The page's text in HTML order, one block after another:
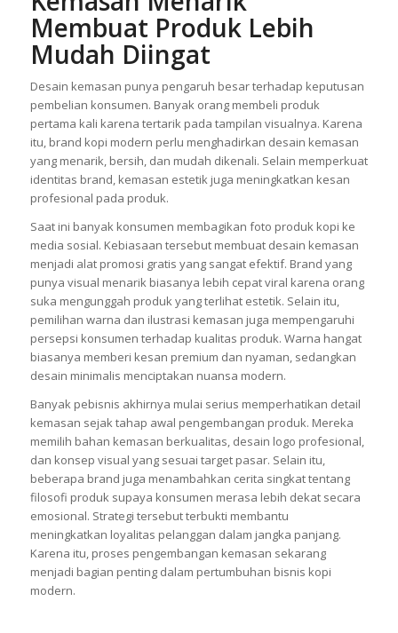
Membuat Produk Lebih
Mudah Diingat
Desain kemasan punya pengaruh besar terhadap keputusan
pembelian konsumen. Banyak orang membeli produk
pertama kali karena tertarik pada tampilan visualnya. Karena
itu, brand kopi modern perlu menghadirkan desain kemasan
yang menarik, bersih, dan mudah dikenali. Selain memperkuat
identitas brand, kemasan estetik juga meningkatkan kesan
profesional pada produk.
Saat ini banyak konsumen membagikan foto produk kopi ke
media sosial. Kebiasaan tersebut membuat desain kemasan
menjadi alat promosi gratis yang sangat efektif. Brand yang
punya visual menarik biasanya lebih cepat viral karena orang
suka mengunggah produk yang terlihat estetik. Selain itu,
pemilihan warna dan ilustrasi kemasan juga mempengaruhi
persepsi konsumen terhadap kualitas produk. Warna hangat
biasanya memberi kesan premium dan nyaman, sedangkan
desain minimalis menciptakan nuansa modern.
Banyak pebisnis akhirnya mulai serius memperhatikan detail
kemasan sejak tahap awal pengembangan produk. Mereka
memilih bahan kemasan berkualitas, desain logo profesional,
dan konsep visual yang sesuai target pasar. Selain itu,
beberapa brand juga menambahkan cerita singkat tentang
filosofi produk supaya konsumen merasa lebih dekat secara
emosional. Strategi tersebut terbukti membantu
meningkatkan loyalitas pelanggan dalam jangka panjang.
Karena itu, proses pengembangan kemasan sekarang
menjadi bagian penting dalam pertumbuhan bisnis kopi
modern.